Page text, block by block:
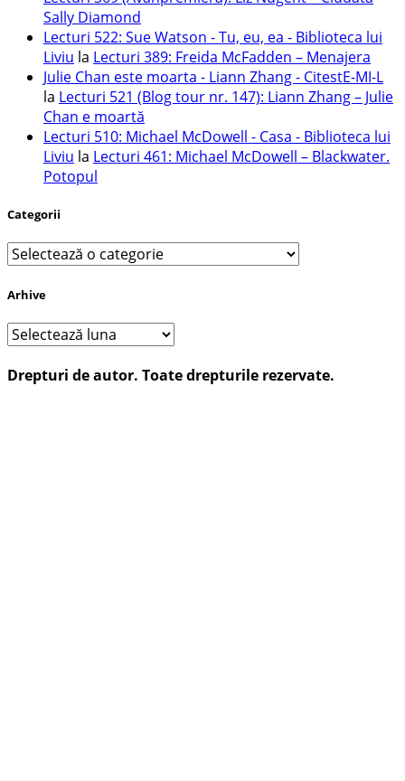
Sally Diamond
Lecturi 522: Sue Watson - Tu, eu, ea - Biblioteca lui
Liviu la Lecturi 389: Freida McFadden – Menajera
Julie Chan este moarta - Liann Zhang - CitestE-MI-L
la Lecturi 521 (Blog tour nr. 147): Liann Zhang – Julie
Chan e moartă
Lecturi 510: Michael McDowell - Casa - Biblioteca lui
Liviu la Lecturi 461: Michael McDowell – Blackwater.
Potopul
Categorii
Categorii
Arhive
Arhive
Drepturi de autor. Toate drepturile rezervate.